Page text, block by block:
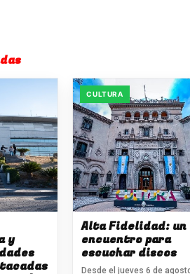
y
CULTURA
Alta Fidelidad: un
encuentro para
escuchar discos
Desde el jueves 6 de